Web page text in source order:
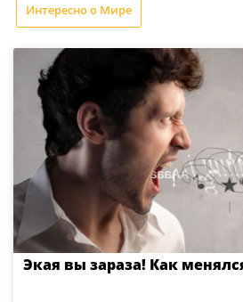
Интересно о Мире
Экая вы зараза! Как